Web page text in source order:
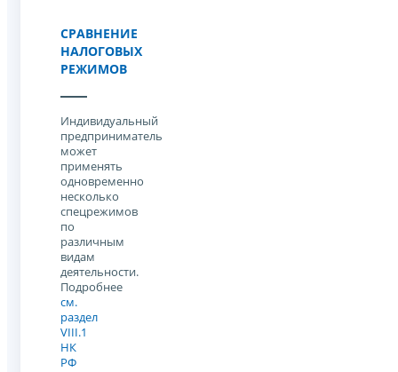
СРАВНЕНИЕ
НАЛОГОВЫХ
РЕЖИМОВ
Индивидуальный
предприниматель
может
применять
одновременно
несколько
спецрежимов
по
различным
видам
деятельности.
Подробнее
см.
раздел
VIII.1
НК
РФ